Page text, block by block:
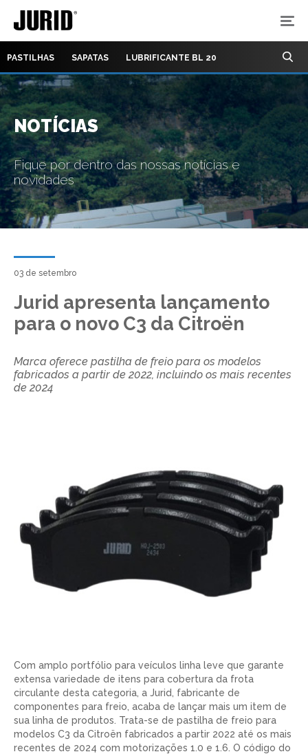
PASTILHAS SAPATAS LUBRIFICANTE BL 20
NOTÍCIAS
Fique por dentro das nossas notícias e
novidades
03 de setembro
Jurid apresenta lançamento
para o novo C3 da Citroën
Marca oferece pastilha de freio para os modelos
fabricados a partir de 2022, incluindo os mais recentes
de 2024
Com amplo portfólio para veículos linha leve que garante
extensa variedade de itens para cobertura da frota
circulante desta categoria, a Jurid, fabricante de
componentes para freio, acaba de lançar mais um item de
sua linha de produtos. Trata-se de pastilha de freio para
modelos C3 da Citroën fabricados a partir 2022 até os mais
recentes de 2024 com motorizações 1.0 e 1.6. O código do